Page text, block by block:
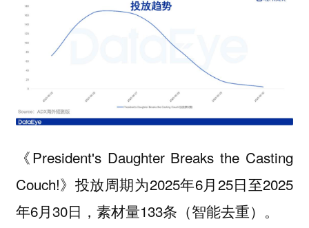
《President's Daughter Breaks the Casting
Couch!》投放周期为2025年6月25日至2025
年6月30日，素材量133条（智能去重）。